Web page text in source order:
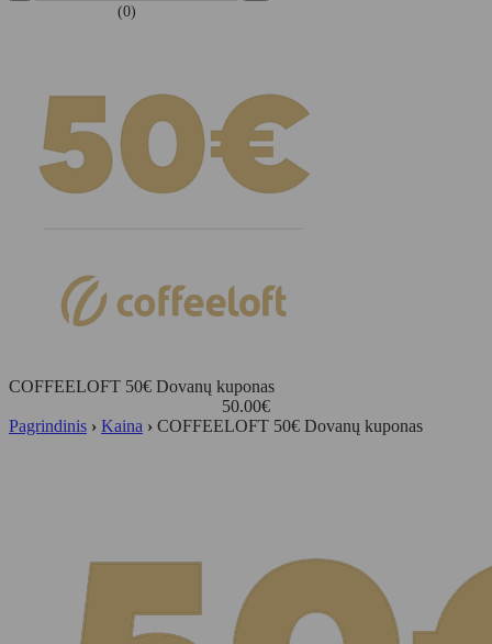
(0)
COFFEELOFT 50€ Dovanų kuponas
50.00€
Pagrindinis › Kaina › COFFEELOFT 50€ Dovanų kuponas